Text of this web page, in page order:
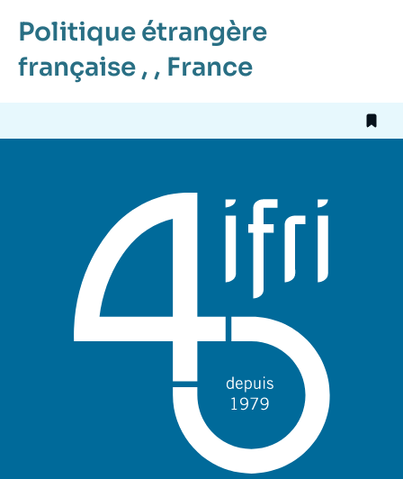
Politique étrangère
française , , France